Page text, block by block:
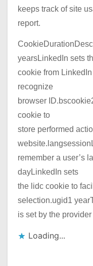
keeps track of site
report.
yearsLinkedIn sets
cookie from
recognize
browser
cookie to
store performed
remember a user’s
dayLinkedIn sets
the lidc cookie to
selection.ugid1
is set by the
Loading...